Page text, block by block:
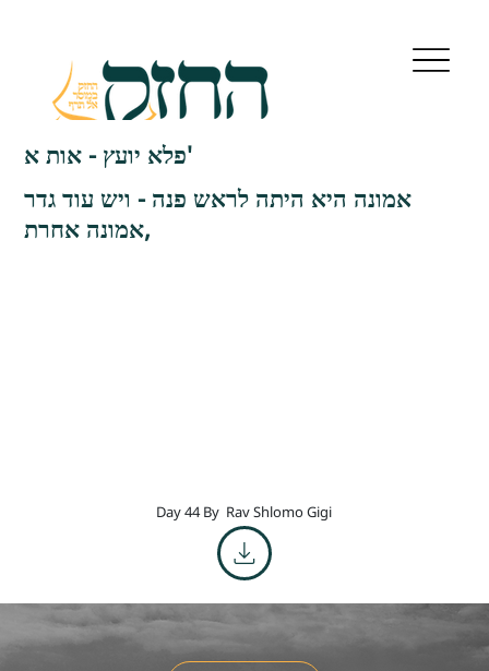
פלא יועץ - אות א'
אמונה היא היתה לראש פנה - ויש עוד גדר
אמונה אחרת,
Day 44 By Rav Shlomo Gigi